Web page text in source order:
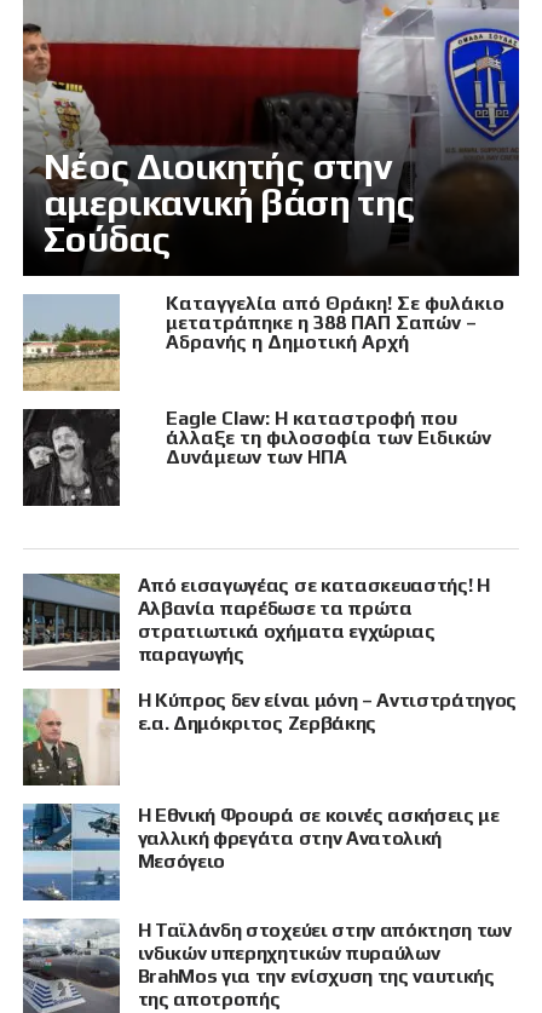
Νέος Διοικητής στην
αμερικανική βάση της
Σούδας
Καταγγελία από Θράκη! Σε φυλάκιο
μετατράπηκε η 388 ΠΑΠ Σαπών –
Αδρανής η Δημοτική Αρχή
Eagle Claw: Η καταστροφή που
άλλαξε τη φιλοσοφία των Ειδικών
Δυνάμεων των ΗΠΑ
Από εισαγωγέας σε κατασκευαστής! Η
Αλβανία παρέδωσε τα πρώτα
στρατιωτικά οχήματα εγχώριας
παραγωγής
Η Κύπρος δεν είναι μόνη – Αντιστράτηγος
ε.α. Δημόκριτος Ζερβάκης
Η Εθνική Φρουρά σε κοινές ασκήσεις με
γαλλική φρεγάτα στην Ανατολική
Μεσόγειο
Η Ταϊλάνδη στοχεύει στην απόκτηση των
ινδικών υπερηχητικών πυραύλων
BrahMos για την ενίσχυση της ναυτικής
της αποτροπής